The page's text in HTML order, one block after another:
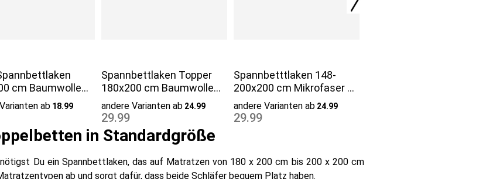
cm Baumwolle
ab 18.99
Spannbettlaken Topper
180x200 cm Baumwolle
10 cm Steg
andere Varianten ab 24.99
29.99
Spannbetttlaken 148-
200x200 cm Mikrofaser 27
cm Steg grau
andere Varianten ab 24.99
29.99
in Standardgröße
Du ein Spannbettlaken, das auf Matratzen von 180 x 200 cm bis 200 x 200 cm
ab und sorgt dafür, dass beide Schläfer bequem Platz haben.